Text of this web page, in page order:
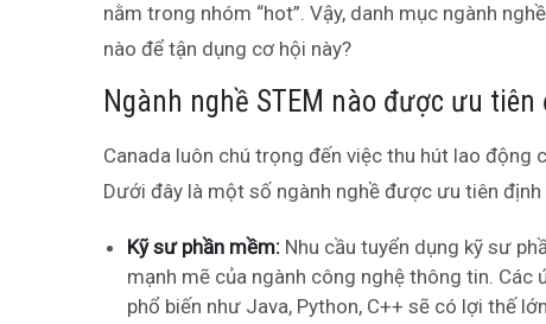
nằm trong nhóm “hot”. Vậy, danh mục ngành
nào để tận dụng cơ hội này?
Ngành nghề STEM nào được ưu
Canada luôn chú trọng đến việc thu hút lao động
Dưới đây là một số ngành nghề được ưu tiên
Kỹ sư phần mềm: Nhu cầu tuyển dụng kỹ sư
mạnh mẽ của ngành công nghệ thông tin.
phổ biến như Java, Python, C++ sẽ có lợi thế